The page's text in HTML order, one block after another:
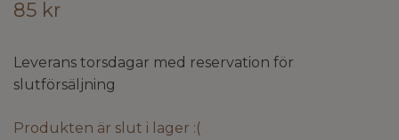
85 kr
Leverans torsdagar med reservation för
slutförsäljning
Produkten är slut i lager :(